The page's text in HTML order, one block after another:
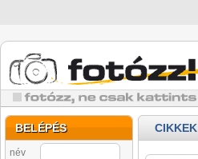
BELÉPÉS
név
CIKKEK